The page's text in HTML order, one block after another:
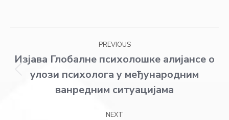
navigation
PREVIOUS
Previous
post:
Изјава Глобалне психолошке алијансе о
улози психолога у међународним
ванредним ситуацијама
NEXT